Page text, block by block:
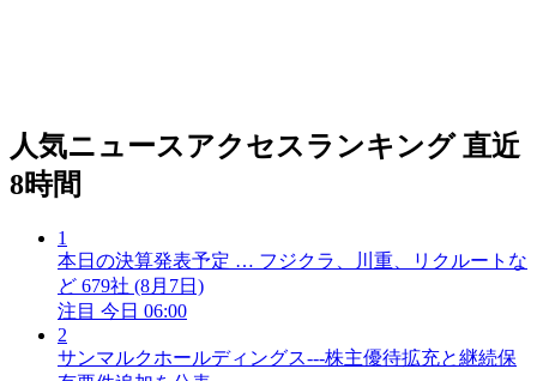
人気ニュースアクセスランキング 直近
8時間
1
本日の決算発表予定 … フジクラ、川重、リクルートな
ど 679社 (8月7日)
注目 今日 06:00
2
サンマルクホールディングス---株主優待拡充と継続保